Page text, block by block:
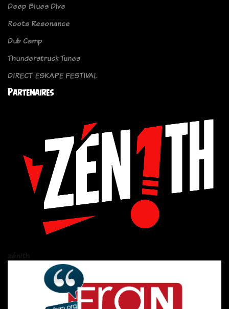
Deep Blues Dive
Roots Resonance
Dub Camp
Thunderstruck Tunes
DIRECT ESKAPE FESTIVAL
Partenaires